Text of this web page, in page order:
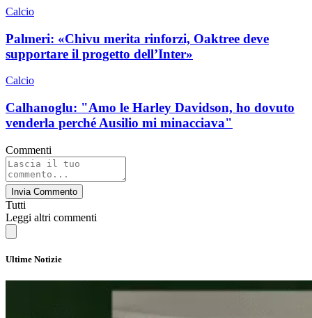
Calcio
Palmeri: «Chivu merita rinforzi, Oaktree deve
supportare il progetto dell’Inter»
Calcio
Calhanoglu: "Amo le Harley Davidson, ho dovuto
venderla perché Ausilio mi minacciava"
Commenti
Invia Commento
Tutti
Leggi altri commenti
Ultime Notizie